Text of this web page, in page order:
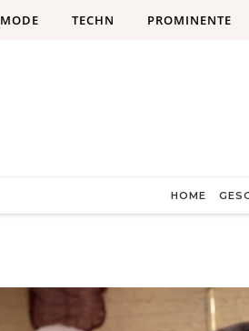
MODE TECHN PROMINENTE
HOME